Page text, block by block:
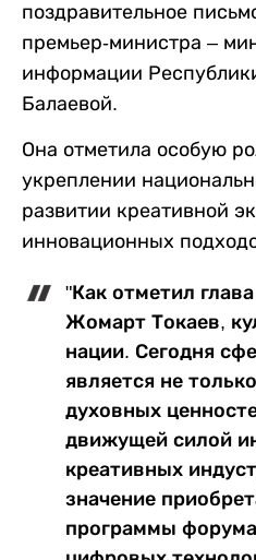
поздравительное
премьер-министра –
информации
Балаевой.
Она отметила особую
укреплении
развитии креативной
инновационных
"Как отметил
Жомарт Токаев,
нации. Сегодня
является не
духовных
движущей силой
креативных
значение
программы